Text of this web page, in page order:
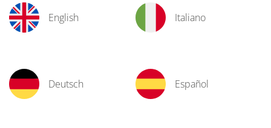
English Italiano
Deutsch Español